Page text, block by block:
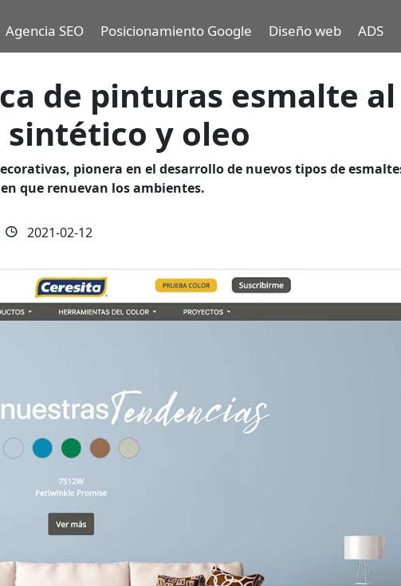
Agencia SEO Posicionamiento Google Diseño web ADS
de pinturas esmalte al
y oleo
pionera en el desarrollo de nuevos tipos de
que renuevan los ambientes.
2021-02-12